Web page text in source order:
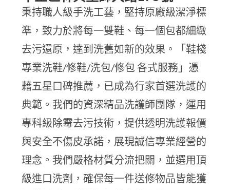
秉持職人級手洗工藝，堅持原廠級潔淨標
準，致力於將每一雙鞋、每一個包都細緻
去污還原，達到洗舊如新的效果。「鞋棧
專業洗鞋/修鞋/洗包/修包 各式服務」憑
藉五星口碑推薦，已成為行家首選洗護的
典範。我們的資深精品洗護師團隊，運用
專科級除霉去污技術，提供透明洗護報價
與安全不傷皮承諾，展現誠信專業經營的
理念。我們嚴格材質分流把關，並選用頂
級進口洗劑，確保每一件送修物品皆能獲